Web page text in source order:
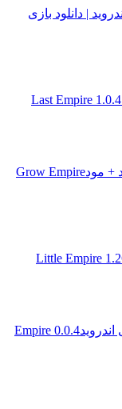
| دانلود بازی
Last Empire
+ مودGrow Empire
Little Empire
0.0.4 Empire